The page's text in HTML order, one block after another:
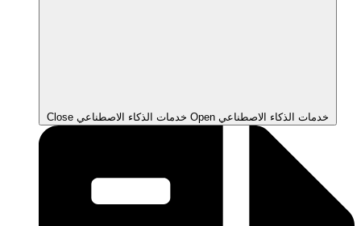
Close خدمات الذكاء الاصطناعي Open خدمات الذكاء الاصطناعي